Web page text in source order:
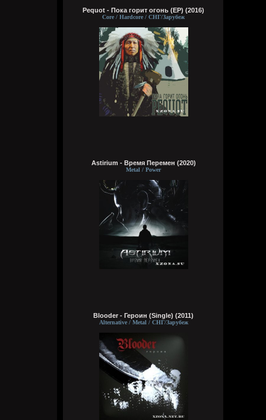
Wirtuozik
Сегодня в 16:15:10
А я вовсе не колдунья,
Я любила и люблю.
Выпить грешного вина
Кукуня
Сегодня в 16:15:01
Говоришь ты это мне не зря,
Сердце у тебя я забрала
Wirtuozik
Сегодня в 16:14:24
Эй наринаринэла ай дари дари дари
Эй наринаринэла ай дари дари дари
Эй наринаринэла ай дари дари дари
Pequot - Пока горит огонь (EP) (2016)
Core / Hardcore / СНГ/Зарубеж
Astirium - Время Перемен (2020)
Metal / Power
Blooder - Героин (Single) (2011)
Alternative / Metal / СНГ/Зарубеж